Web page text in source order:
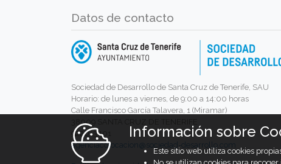
Datos de contacto
Sociedad de Desarrollo de Santa Cruz de Tenerife, SAU
Horario: de lunes a viernes, de 9:00 a 14:00 horas
Calle Francisco García Talavera, 1 (Miramar)
38009 SANTA CRUZ DE TENERIFE
922013401
agenciacolocacion@sociedad-desarrollo.com
Información sobre
Este sitio web utiliza cookies